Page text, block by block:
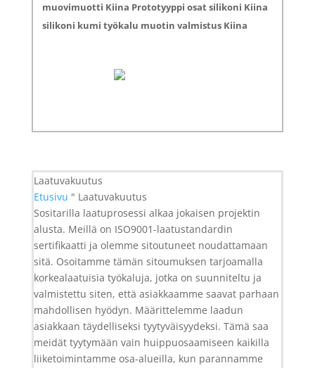
muovimuotti Kiina Prototyyppi osat silikoni Kiina
silikoni kumi työkalu muotin valmistus Kiina
Laatuvakuutus
Etusivu " Laatuvakuutus
Sositarilla laatuprosessi alkaa jokaisen projektin
alusta. Meillä on ISO9001-laatustandardin
sertifikaatti ja olemme sitoutuneet noudattamaan
sitä. Osoitamme tämän sitoumuksen tarjoamalla
korkealaatuisia työkaluja, jotka on suunniteltu ja
valmistettu siten, että asiakkaamme saavat parhaan
mahdollisen hyödyn. Määrittelemme laadun
asiakkaan täydelliseksi tyytyväisyydeksi. Tämä saa
meidät tyytymään vain huippuosaamiseen kaikilla
liiketoimintamme osa-alueilla, kun parannamme